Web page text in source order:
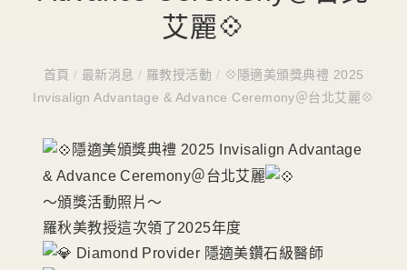
艾麗💠
首頁 / 最新消息 / 羅教授活動 / 💠隱適美頒獎典禮 2025
Invisalign Advantage & Advance Ceremony＠台北艾麗💠
隱適美頒獎典禮 2025 Invisalign Advantage
& Advance Ceremony＠台北艾麗
～頒獎活動照片～
羅秋美教授這次領了2025年度
Diamond Provider 隱適美鑽石級醫師